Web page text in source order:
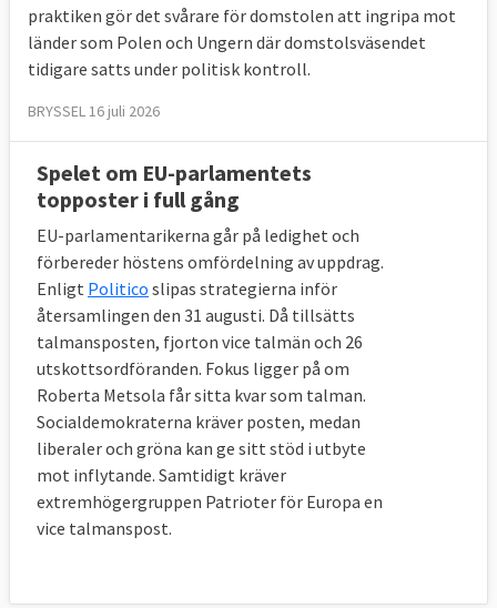
praktiken gör det svårare för domstolen att ingripa mot
länder som Polen och Ungern där domstolsväsendet
tidigare satts under politisk kontroll.
BRYSSEL 16 juli 2026
Spelet om EU-parlamentets
topposter i full gång
EU-parlamentarikerna går på ledighet och
förbereder höstens omfördelning av uppdrag.
Enligt Politico slipas strategierna inför
återsamlingen den 31 augusti. Då tillsätts
talmansposten, fjorton vice talmän och 26
utskottsordföranden. Fokus ligger på om
Roberta Metsola får sitta kvar som talman.
Socialdemokraterna kräver posten, medan
liberaler och gröna kan ge sitt stöd i utbyte
mot inflytande. Samtidigt kräver
extremhögergruppen Patrioter för Europa en
vice talmanspost.